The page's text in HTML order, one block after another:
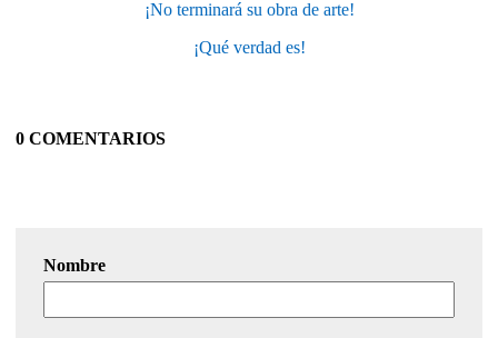
¡No terminará su obra de arte!
¡Qué verdad es!
0 COMENTARIOS
Nombre